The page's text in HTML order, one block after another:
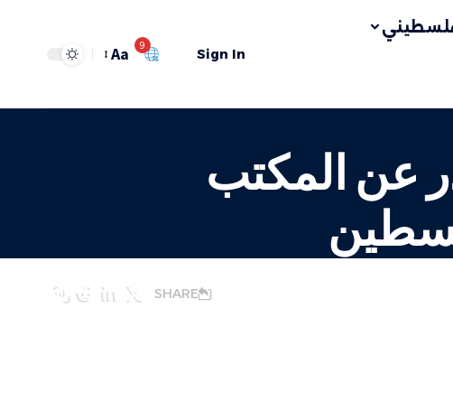
Sign In
9
Aa
عن المكتب
SHARE